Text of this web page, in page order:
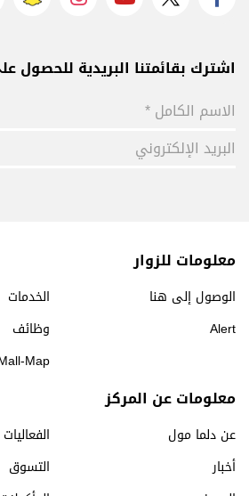
اشترك بقائمتنا البريدية للحصول
معلومات للزوار
الخدمات
الوصول إلى هنا
وظائف
Alert
Map
معلومات عن المركز
عن دلما مول
الفعاليات
أخبار
التسوق